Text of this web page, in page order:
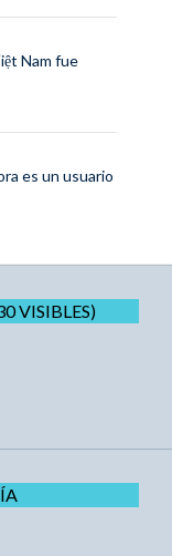
Nam fue
es un usuario
VISIBLES)